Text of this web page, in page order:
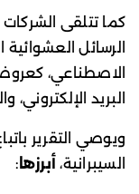
كما تتلقى
الرسائل
الاصطناعي،
البريد
ويوصي التقرير
السيبرانية، أبرزها :